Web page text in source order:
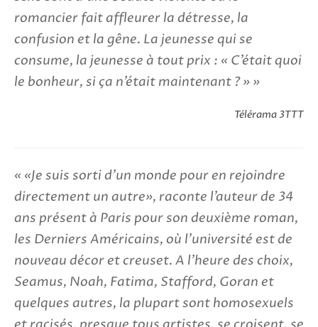
romancier fait affleurer la détresse, la
confusion et la gêne. La jeunesse qui se
consume, la jeunesse à tout prix : « C’était quoi
le bonheur, si ça n’était maintenant ? »
Télérama 3TTT
«Je suis sorti d’un monde pour en rejoindre
directement un autre», raconte l’auteur de 34
ans présent à Paris pour son deuxième roman,
les Derniers Américains, où l’université est de
nouveau décor et creuset. A l’heure des choix,
Seamus, Noah, Fatima, Stafford, Goran et
quelques autres, la plupart sont homosexuels